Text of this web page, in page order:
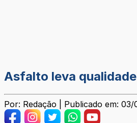
Asfalto leva
Por: Redação | Publicado em: